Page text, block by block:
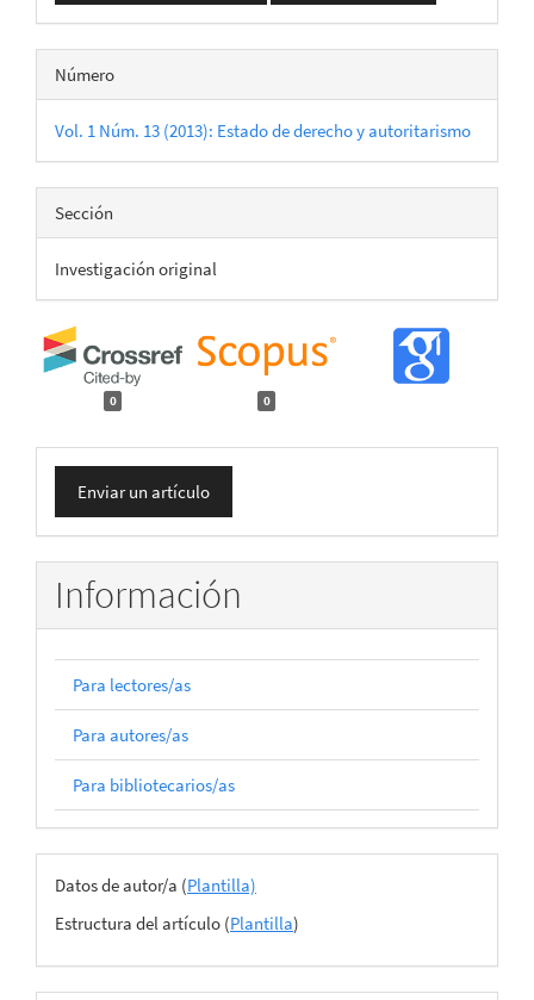
Número
Vol. 1 Núm. 13 (2013): Estado de derecho y autoritarismo
Sección
Investigación original
0 0
Enviar
un
artículo
Enviar un artículo
Información
Para lectores/as
Para autores/as
Para bibliotecarios/as
Archivos
del
envío
Datos de autor/a (Plantilla)
Estructura del artículo (Plantilla)